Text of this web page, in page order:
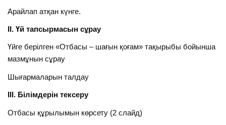
Арайлап атқан күнге.
ІІ. Үй тапсырмасын сұрау
Үйге берілген «Отбасы – шағын қоғам» тақырыбы бойынша
мазмұнын сұрау
Шығармаларын талдау
ІІІ. Білімдерін тексеру
Отбасы құрылымын көрсету (2 слайд)